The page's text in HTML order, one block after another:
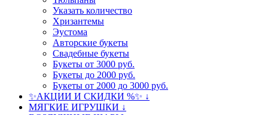
Указать количество
Хризантемы
Эустома
Авторские букеты
Свадебные букеты
Букеты от 3000 руб.
Букеты до 2000 руб.
Букеты от 2000 до 3000 руб.
✨АКЦИИ И СКИДКИ %✨ ↓
МЯГКИЕ ИГРУШКИ ↓